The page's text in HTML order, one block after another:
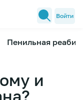
Войти
Пенильная
и